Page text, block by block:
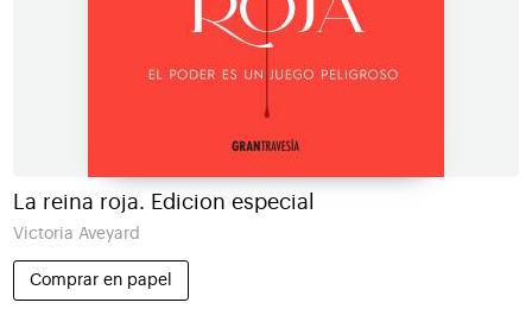
La reina roja. Edicion especial
Victoria Aveyard
Comprar en papel